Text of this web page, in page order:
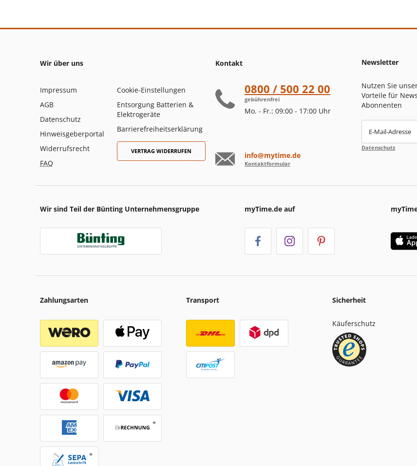
Wir über uns
Impressum
AGB
Datenschutz
Hinweisgeberportal
Widerrufsrecht
FAQ
Cookie-Einstellungen
Entsorgung Batterien &
Elektrogeräte
Barrierefreiheitserklärung
VERTRAG WIDERRUFEN
Kontakt
0800 / 500 22 00
gebührenfrei
Mo. - Fr.: 09:00 - 17:00 Uhr
info@mytime.de
Kontaktformular
Newsletter
Nutzen Sie
Vorteile für
Abonnenten
E-Mail-Adresse
Datenschutz
Wir sind Teil der Bünting Unternehmensgruppe myTime.de auf
Zahlungsarten Transport Sicherheit
Käuferschutz